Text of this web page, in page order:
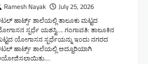
Ramesh Nayak July 25, 2026
ಹಾರ್ಟ್ಸ್ ಶಾಲೆಯಲ್ಲಿ ತಾಲೂಕು ಮಟ್ಟದ
ಸ್ಪರ್ಧೆ ಯಶಸ್ವಿ…. ಗಂಗಾವತಿ: ತಾಲೂಕಿನ
ಯೋಗಾಸನ ಸ್ಪರ್ಧೆಯನ್ನು ಇಂದು ನಗರದ
ಹಾರ್ಟ್ಸ್ ಶಾಲೆಯಲ್ಲಿ ಅದ್ದೂರಿಯಾಗಿ